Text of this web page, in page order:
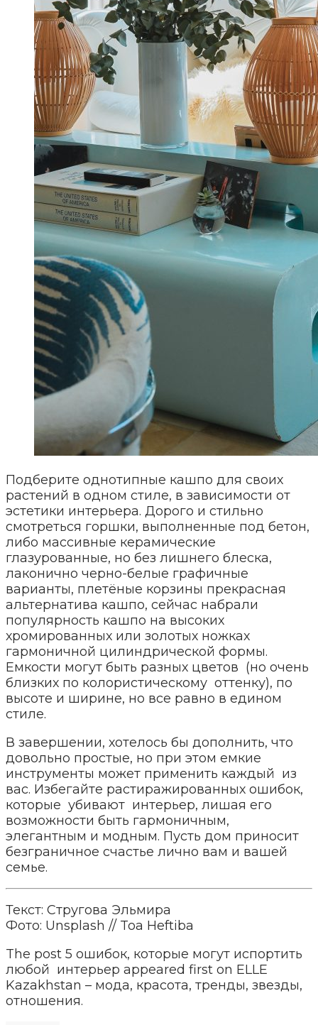
Подберите однотипные кашпо для своих
растений в одном стиле, в зависимости от
эстетики интерьера. Дорого и стильно
смотреться горшки, выполненные под бетон,
либо массивные керамические
глазурованные, но без лишнего блеска,
лаконично черно-белые графичные
варианты, плетёные корзины прекрасная
альтернатива кашпо, сейчас набрали
популярность кашпо на высоких
хромированных или золотых ножках
гармоничной цилиндрической формы.
Емкости могут быть разных цветов (но очень
близких по колористическому оттенку), по
высоте и ширине, но все равно в едином
стиле.
В завершении, хотелось бы дополнить, что
довольно простые, но при этом емкие
инструменты может применить каждый из
вас. Избегайте растиражированных ошибок,
которые убивают интерьер, лишая его
возможности быть гармоничным,
элегантным и модным. Пусть дом приносит
безграничное счастье лично вам и вашей
семье.
Текст: Стругова Эльмира
Фото: Unsplash // Toa Heftiba
The post 5 ошибок, которые могут испортить
любой интерьер appeared first on ELLE
Kazakhstan – мода, красота, тренды, звезды,
отношения.